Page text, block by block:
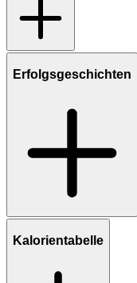
Erfolgsgeschichten
Kalorientabelle